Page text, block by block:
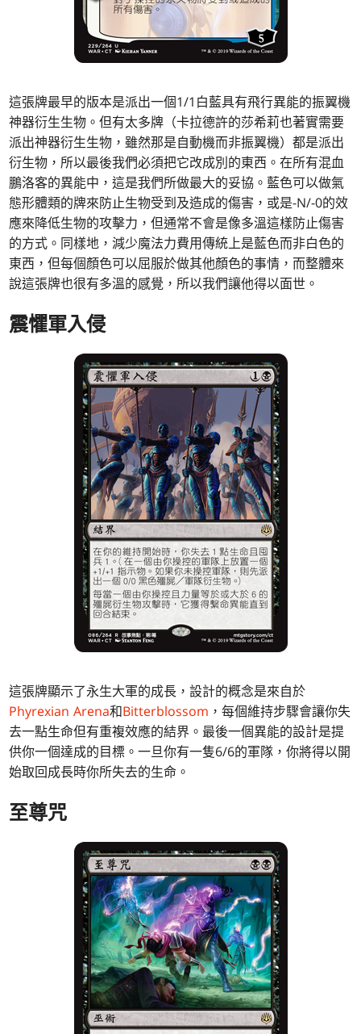
這張牌最早的版本是派出一個1/1白藍具有飛行異能的振翼機
神器衍生生物。但有太多牌（卡拉德許的莎希莉也著實需要
派出神器衍生生物，雖然那是自動機而非振翼機）都是派出
衍生物，所以最後我們必須把它改成別的東西。在所有混血
鵬洛客的異能中，這是我們所做最大的妥協。藍色可以做氣
態形體類的牌來防止生物受到及造成的傷害，或是-N/-0的效
應來降低生物的攻擊力，但通常不會是像多溫這樣防止傷害
的方式。同樣地，減少魔法力費用傳統上是藍色而非白色的
東西，但每個顏色可以屈服於做其他顏色的事情，而整體來
說這張牌也很有多溫的感覺，所以我們讓他得以面世。
震懼軍入侵
這張牌顯示了永生大軍的成長，設計的概念是來自於
Phyrexian Arena和Bitterblossom ，每個維持步驟會讓你失
去一點生命但有重複效應的結界。最後一個異能的設計是提
供你一個達成的目標。一旦你有一隻6/6的軍隊，你將得以開
始取回成長時你所失去的生命。
至尊咒